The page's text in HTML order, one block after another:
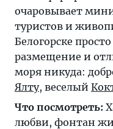
очаровывает
туристов и
Белогорске
размещение и
моря никуда:
Ялту, веселый
Что посмотреть:
любви, фонтан